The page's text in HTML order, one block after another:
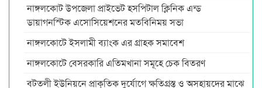
নাঙ্গলকোট উপজেলা প্রাইভেট হসপিটাল ক্লিনিক এন্ড
ডায়াগনস্টিক এসোসিয়েশনের মতবিনিময় সভা
নাঙ্গলকোটে ইসলামী ব্যাংক এর গ্রাহক সমাবেশ
নাঙ্গলকোটে বেসরকারি এতিমখানা সমূহে চেক বিতরণ
বটতলী ইউনিয়নে প্রাকৃতিক দুর্যোগে ক্ষতিগ্রস্ত ও অসহায়দের মাঝে